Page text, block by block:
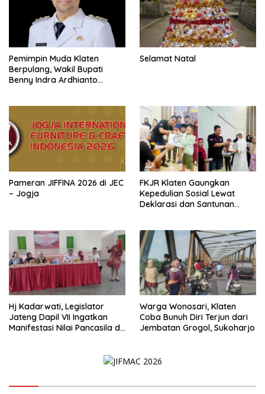
Pemimpin Muda Klaten
Berpulang, Wakil Bupati
Benny Indra Ardhianto
Selamat Natal
Pameran JIFFINA 2026 di JEC
– Jogja
FKJR Klaten Gaungkan
Kepedulian Sosial Lewat
Deklarasi dan Santunan
Hj Kadarwati, Legislator
Jateng Dapil VII Ingatkan
Manifestasi Nilai Pancasila di
Warga Wonosari, Klaten
Coba Bunuh Diri Terjun dari
Jembatan Grogol, Sukoharjo